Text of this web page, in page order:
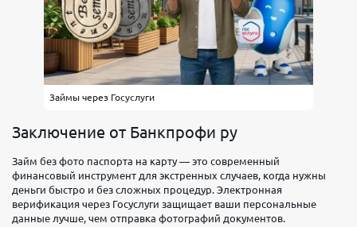
Займы через Госуслуги
Заключение от Банкпрофи ру
Займ без фото паспорта на карту — это современный
финансовый инструмент для экстренных случаев, когда нужны
деньги быстро и без сложных процедур. Электронная
верификация через Госуслуги защищает ваши персональные
данные лучше, чем отправка фотографий документов.